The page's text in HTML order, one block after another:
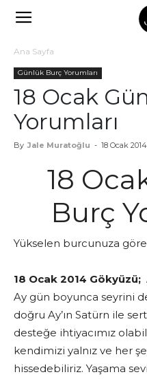
Ana Sayfa
Günlük Burç Yorumları
18 Ocak
Yorumları
By Jale Muratoğlu - 18 Ocak 2014
18
Burç
Yükselen burcunuza
18 Ocak 2014 Gökyüzü;
Ay gün boyunca seyrini
doğru Ay’ın Satürn ile
desteğe ihtiyacımız
kendimizi yalnız ve her
hissedebiliriz. Yaşama